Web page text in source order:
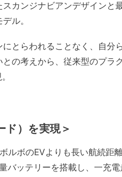
カンジナビアンデザインと
ル。
とらわれることなく、自分
の考えから、従来型のプラ
ド）を実現＞
ルボのEVよりも長い航続距
ッテリーを搭載し、一充